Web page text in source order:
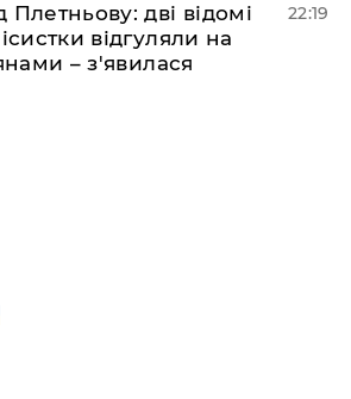
дві відомі
відгуляли на
– з'явилася
22:19